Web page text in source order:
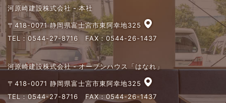
河原崎建設株式会社 - 本社
〒418-0071 静岡県富士宮市東阿幸地325
TEL： 0544-27-8716 FAX：0544-26-1437
河原崎建設株式会社 - オープンハウス「はなれ」
〒418-0071 静岡県富士宮市東阿幸地325
TEL：0544-27-8716 FAX：0544-26-1437